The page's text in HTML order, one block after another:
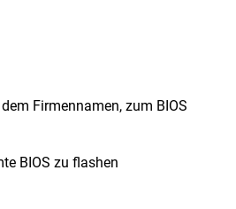
Firmennamen, zum BIOS
BIOS zu flashen